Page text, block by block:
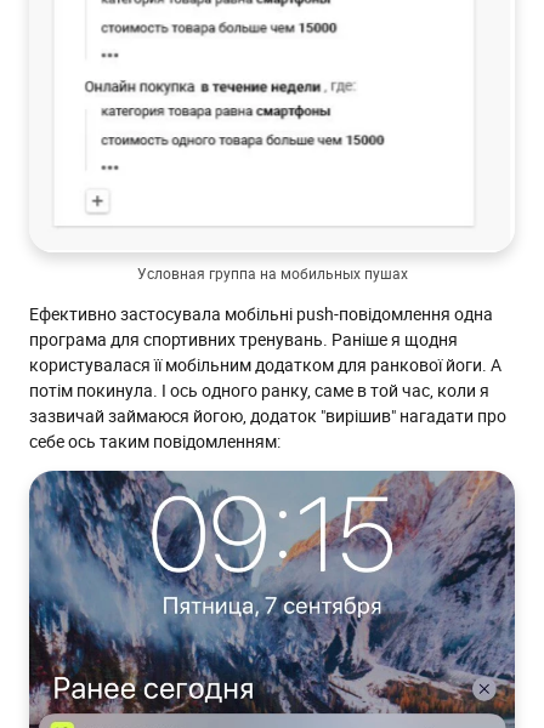
Условная группа на мобильных пушах
Ефективно застосувала мобільні push-повідомлення одна
програма для спортивних тренувань. Раніше я щодня
користувалася її мобільним додатком для ранкової йоги. А
потім покинула. І ось одного ранку, саме в той час, коли я
зазвичай займаюся йогою, додаток "вирішив" нагадати про
себе ось таким повідомленням: